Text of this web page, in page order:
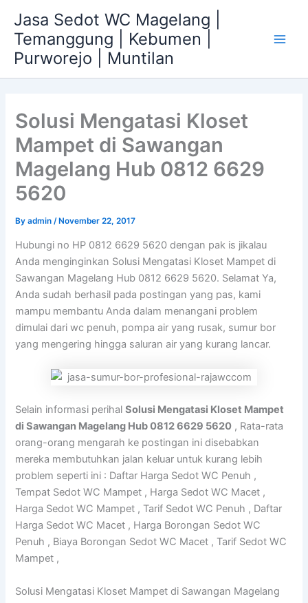
content
Jasa Sedot WC Magelang |
Temanggung | Kebumen |
Purworejo | Muntilan
Solusi Mengatasi Kloset
Mampet di Sawangan
Magelang Hub 0812 6629
5620
Byadmin/ November 22, 2017
Hubungi no HP 0812 6629 5620 dengan pak is jikalau
Anda menginginkan Solusi Mengatasi Kloset Mampet di
Sawangan Magelang Hub 0812 6629 5620. Selamat Ya,
Anda sudah berhasil pada postingan yang pas, kami
mampu membantu Anda dalam menangani problem
dimulai dari wc penuh, pompa air yang rusak, sumur bor
yang mengering hingga saluran air yang kurang lancar.
Selain informasi perihalSolusi Mengatasi Kloset Mampet
di Sawangan Magelang Hub 0812 6629 5620 , Rata-rata
orang-orang mengarah ke postingan ini disebabkan
mereka membutuhkan jalan keluar untuk kurang lebih
problem seperti ini : Daftar Harga Sedot WC Penuh ,
Tempat Sedot WC Mampet , Harga Sedot WC Macet ,
Harga Sedot WC Mampet , Tarif Sedot WC Penuh , Daftar
Harga Sedot WC Macet , Harga Borongan Sedot WC
Penuh , Biaya Borongan Sedot WC Macet , Tarif Sedot WC
Mampet ,
Solusi Mengatasi Kloset Mampet di Sawangan Magelang